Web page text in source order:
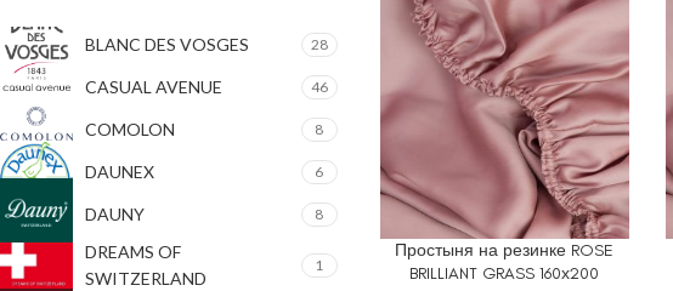
BLANC DES VOSGES 28
CASUAL AVENUE 46
COMOLON 8
DAUNEX 6
DAUNY 8
DREAMS OF
SWITZERLAND
1
В КОРЗИНУ
Простыня на резинке ROSE
BRILLIANT GRASS 160х200